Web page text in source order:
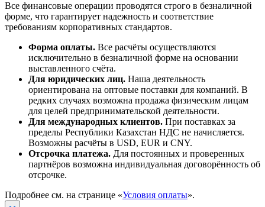
Все финансовые операции проводятся строго в безналичной
форме, что гарантирует надежность и соответствие
требованиям корпоративных стандартов.
Форма оплаты. Все расчёты осуществляются
исключительно в безналичной форме на основании
выставленного счёта.
Для юридических лиц. Наша деятельность
ориентирована на оптовые поставки для компаний. В
редких случаях возможна продажа физическим лицам
для целей предпринимательской деятельности.
Для международных клиентов. При поставках за
пределы Республики Казахстан НДС не начисляется.
Возможны расчёты в USD, EUR и CNY.
Отсрочка платежа. Для постоянных и проверенных
партнёров возможна индивидуальная договорённость об
отсрочке.
Подробнее см. на странице «Условия оплаты».